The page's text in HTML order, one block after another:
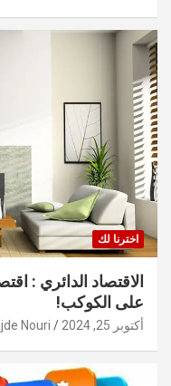
اخترنا لك
الاقتصاد الدائري :
على الكوكب!
أكتوبر 25, 2024 Nouri